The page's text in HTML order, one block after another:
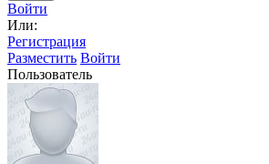
Войти
Или:
Регистрация
Разместить Войти
Пользователь